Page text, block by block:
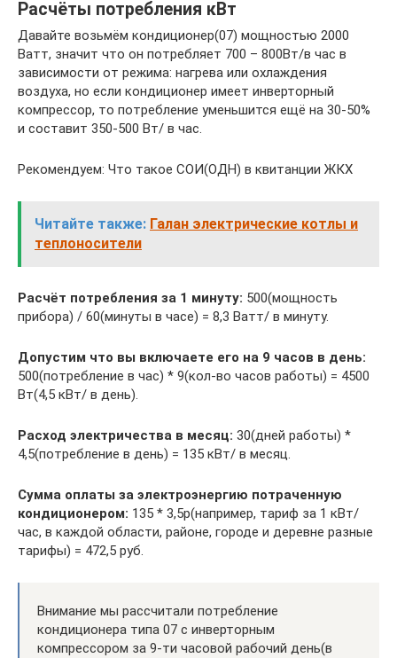
Расчёты потребления кВт
Давайте возьмём кондиционер(07) мощностью 2000
Ватт, значит что он потребляет 700 – 800Вт/в час в
зависимости от режима: нагрева или охлаждения
воздуха, но если кондиционер имеет инверторный
компрессор, то потребление уменьшится ещё на 30-50%
и составит 350-500 Вт/ в час.
Рекомендуем: Что такое СОИ(ОДН) в квитанции ЖКХ
Читайте также: Галан электрические котлы и
теплоносители
Расчёт потребления за 1 минуту: 500(мощность
прибора) / 60(минуты в часе) = 8,3 Ватт/ в минуту.
Допустим что вы включаете его на 9 часов в день:
500(потребление в час) * 9(кол-во часов работы) = 4500
Вт(4,5 кВт/ в день).
Расход электричества в месяц: 30(дней работы) *
4,5(потребление в день) = 135 кВт/ в месяц.
Сумма оплаты за электроэнергию потраченную
кондиционером: 135 * 3,5р(например, тариф за 1 кВт/
час, в каждой области, районе, городе и деревне разные
тарифы) = 472,5 руб.
Внимание мы рассчитали потребление
кондиционера типа 07 с инверторным
компрессором за 9-ти часовой рабочий день(в